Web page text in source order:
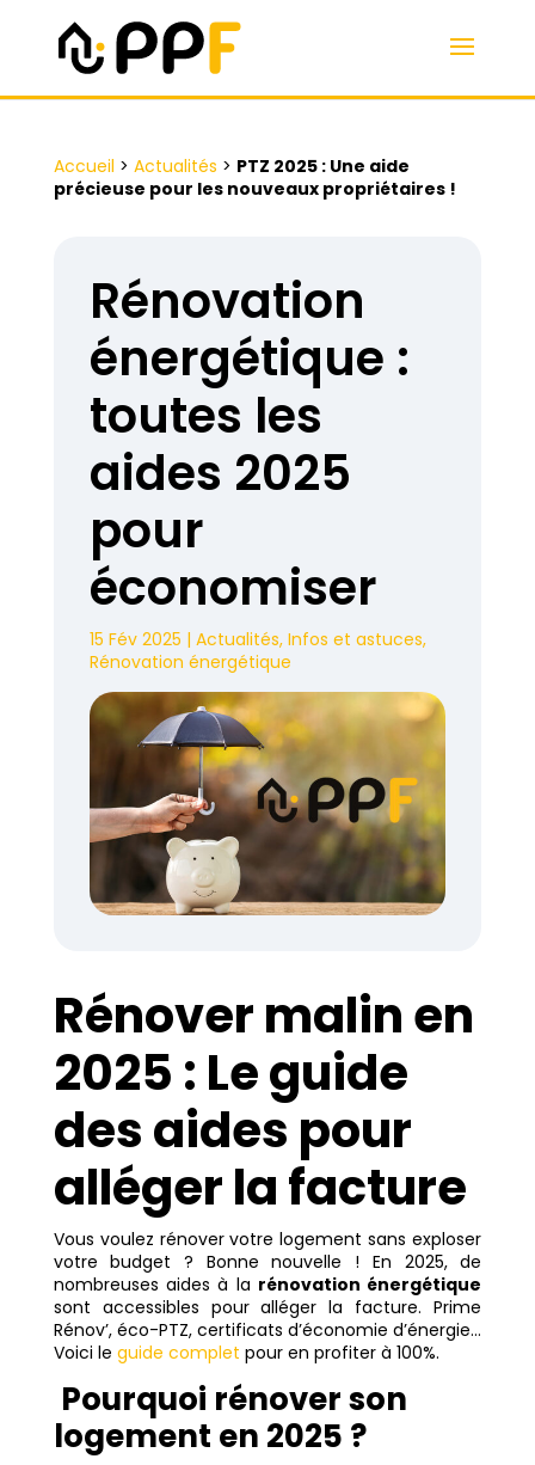
Accueil > Actualités > PTZ 2025 : Une aide
précieuse pour les nouveaux propriétaires !
Rénovation
énergétique :
toutes les
aides 2025
pour
économiser
15 Fév 2025 | Actualités, Infos et astuces,
Rénovation énergétique
Rénover malin en
2025 : Le guide
des aides pour
alléger la facture
Vous voulez rénover votre logement sans exploser
votre budget ? Bonne nouvelle ! En 2025, de
nombreuses aides à la rénovation énergétique
sont accessibles pour alléger la facture. Prime
Rénov’, éco-PTZ, certificats d’économie d’énergie…
Voici le guide complet pour en profiter à 100%.
Pourquoi rénover son
logement en 2025 ?